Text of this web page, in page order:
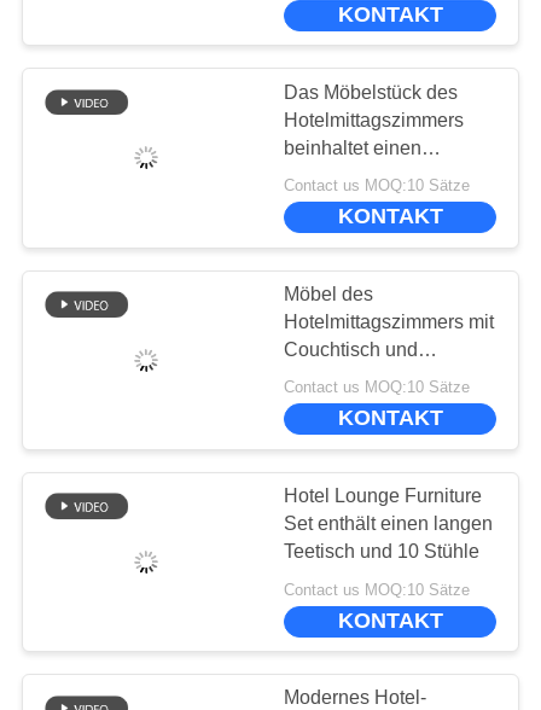
KONTAKT
Das Möbelstück des
Hotelmittagszimmers
beinhaltet einen
Massivholztisch und
Freizeitstühle
Contact us MOQ:10 Sätze
KONTAKT
Möbel des
Hotelmittagszimmers mit
Couchtisch und
Freizeitstuhl
Contact us MOQ:10 Sätze
KONTAKT
Hotel Lounge Furniture
Set enthält einen langen
Teetisch und 10 Stühle
Contact us MOQ:10 Sätze
KONTAKT
Modernes Hotel-